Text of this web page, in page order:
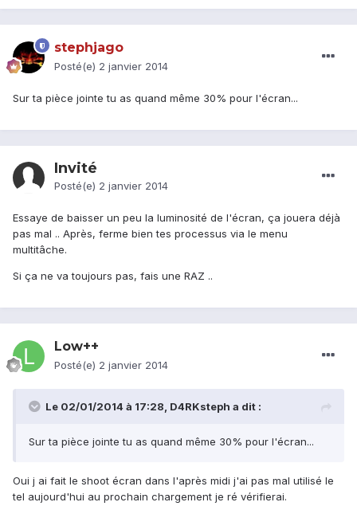
stephjago
Posté(e) 2 janvier 2014
Sur ta pièce jointe tu as quand même 30% pour l'écran...
Invité
Posté(e) 2 janvier 2014
Essaye de baisser un peu la luminosité de l'écran, ça jouera déjà
pas mal .. Après, ferme bien tes processus via le menu
multitâche.
Si ça ne va toujours pas, fais une RAZ ..
Low++
Posté(e) 2 janvier 2014
Le 02/01/2014 à 17:28, D4RKsteph a dit :
Sur ta pièce jointe tu as quand même 30% pour l'écran...
Oui j ai fait le shoot écran dans l'après midi j'ai pas mal utilisé le
tel aujourd'hui au prochain chargement je ré vérifierai.